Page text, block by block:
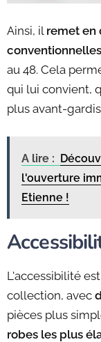
Ainsi, il remet en
au 48. Cela
qui lui convient,
plus avant-
A lire :
l'ouverture
Etienne !
L'accessibilité
collection, avec
pièces plus
robes les plus